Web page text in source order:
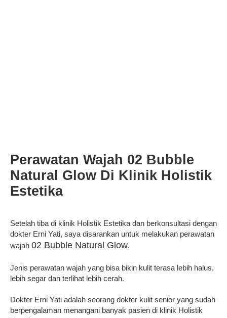
Perawatan Wajah 02 Bubble
Natural Glow Di Klinik Holistik
Estetika
Setelah tiba di klinik Holistik Estetika dan berkonsultasi dengan
dokter Erni Yati, saya disarankan untuk melakukan perawatan
wajah 02 Bubble Natural Glow.
Jenis perawatan wajah yang bisa bikin kulit terasa lebih halus,
lebih segar dan terlihat lebih cerah.
Dokter Erni Yati adalah seorang dokter kulit senior yang sudah
berpengalaman menangani banyak pasien di klinik Holistik